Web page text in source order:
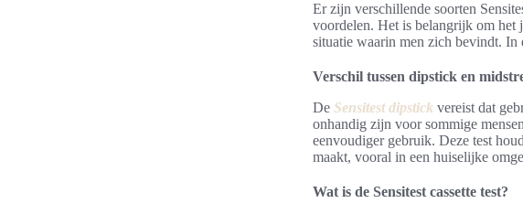
Er zijn verschillende soorten
voordelen. Het is belangrijk om het
situatie waarin men zich bevindt. In
Verschil tussen dipstick en
De Sensitest dipstick vereist dat
onhandig zijn voor sommige
eenvoudiger gebruik. Deze test
maakt, vooral in een huiselijke
Wat is de Sensitest cassette test?